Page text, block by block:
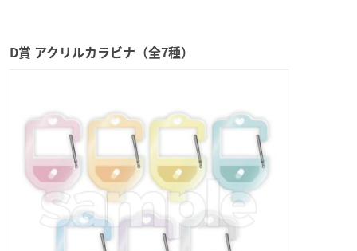
D賞 アクリルカラビナ（全7種）